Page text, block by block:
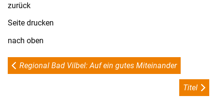
zurück
Seite drucken
nach oben
Regional Bad Vilbel: Auf ein gutes Miteinander
Titel